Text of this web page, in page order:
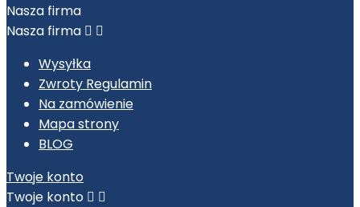
Nasza firma
Nasza firma  
Wysyłka
Zwroty Regulamin
Na zamówienie
Mapa strony
BLOG
Twoje konto
Twoje konto  